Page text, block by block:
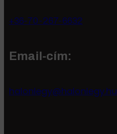
+36-70-267-6632
Email-cím:
halonlegy@halonlegy.hu